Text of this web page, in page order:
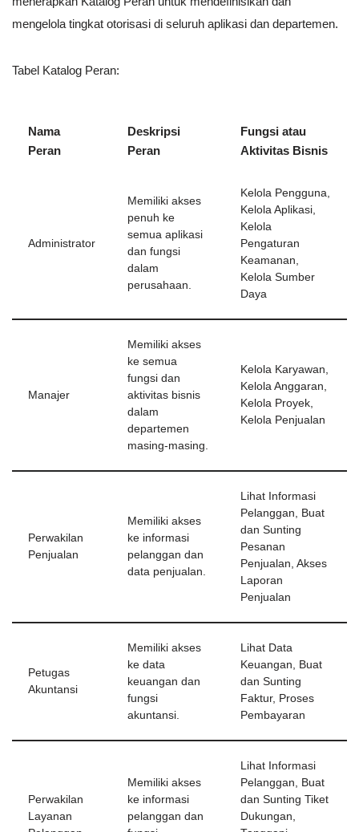
mengelola tingkat otorisasi di seluruh aplikasi dan departemen.
Tabel Katalog Peran:
Nama
Peran
Deskripsi
Peran
Fungsi atau
Aktivitas Bisnis
Administrator
Memiliki akses
penuh ke
semua aplikasi
dan fungsi
dalam
perusahaan.
Kelola Pengguna,
Kelola Aplikasi,
Kelola
Pengaturan
Keamanan,
Kelola Sumber
Daya
Manajer
Memiliki akses
ke semua
fungsi dan
aktivitas bisnis
dalam
departemen
masing-masing.
Kelola Karyawan,
Kelola Anggaran,
Kelola Proyek,
Kelola Penjualan
Perwakilan
Penjualan
Memiliki akses
ke informasi
pelanggan dan
data penjualan.
Lihat Informasi
Pelanggan, Buat
dan Sunting
Pesanan
Penjualan, Akses
Laporan
Penjualan
Petugas
Akuntansi
Memiliki akses
ke data
keuangan dan
fungsi
akuntansi.
Lihat Data
Keuangan, Buat
dan Sunting
Faktur, Proses
Pembayaran
Perwakilan
Layanan
Memiliki akses
ke informasi
pelanggan dan
Lihat Informasi
Pelanggan, Buat
dan Sunting Tiket
Dukungan,